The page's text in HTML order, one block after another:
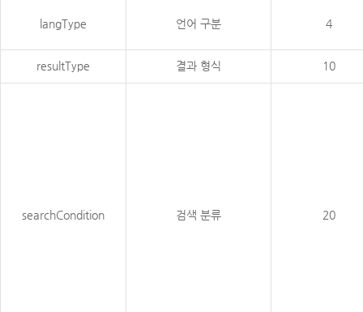
langType 언어 구분 4
resultType 결과 형식 10
searchCondition 검색 분류 20